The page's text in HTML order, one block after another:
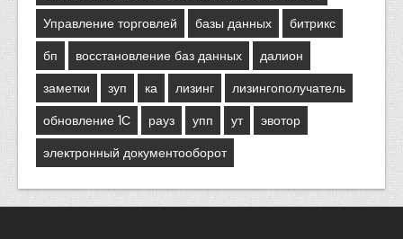
Управление торговлей базы данных битрикс
бп восстановление баз данных далион
заметки зуп ка лизинг лизингополучатель
обновление 1С рауз упп ут эвотор
электронный документооборот